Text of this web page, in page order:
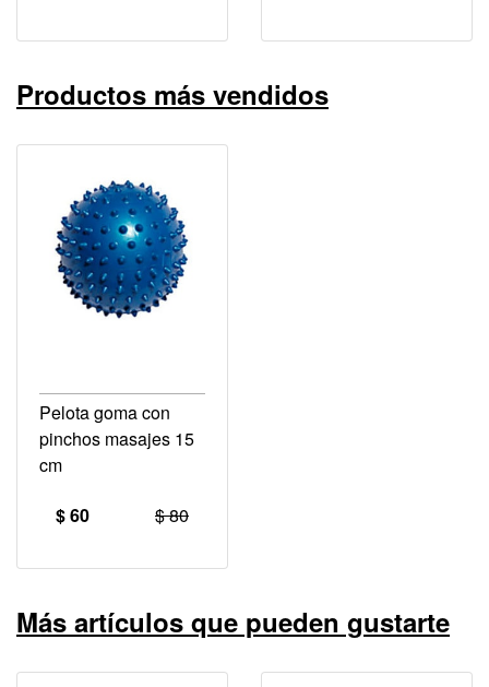
Productos más vendidos
Pelota goma con
pinchos masajes 15
cm
$ 60
$ 80
Más artículos que pueden gustarte